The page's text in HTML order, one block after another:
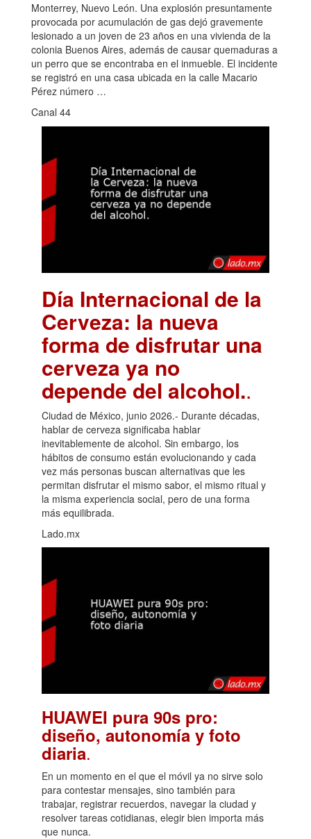
Monterrey, Nuevo León. Una explosión presuntamente
provocada por acumulación de gas dejó gravemente
lesionado a un joven de 23 años en una vivienda de la
colonia Buenos Aires, además de causar quemaduras a
un perro que se encontraba en el inmueble. El incidente
se registró en una casa ubicada en la calle Macario
Pérez número …
Canal 44
Día Internacional de la
Cerveza: la nueva
forma de disfrutar una
cerveza ya no
depende del alcohol..
Ciudad de México, junio 2026.- Durante décadas,
hablar de cerveza significaba hablar
inevitablemente de alcohol. Sin embargo, los
hábitos de consumo están evolucionando y cada
vez más personas buscan alternativas que les
permitan disfrutar el mismo sabor, el mismo ritual y
la misma experiencia social, pero de una forma
más equilibrada.
Lado.mx
HUAWEI pura 90s pro:
diseño, autonomía y foto
diaria.
En un momento en el que el móvil ya no sirve solo
para contestar mensajes, sino también para
trabajar, registrar recuerdos, navegar la ciudad y
resolver tareas cotidianas, elegir bien importa más
que nunca.